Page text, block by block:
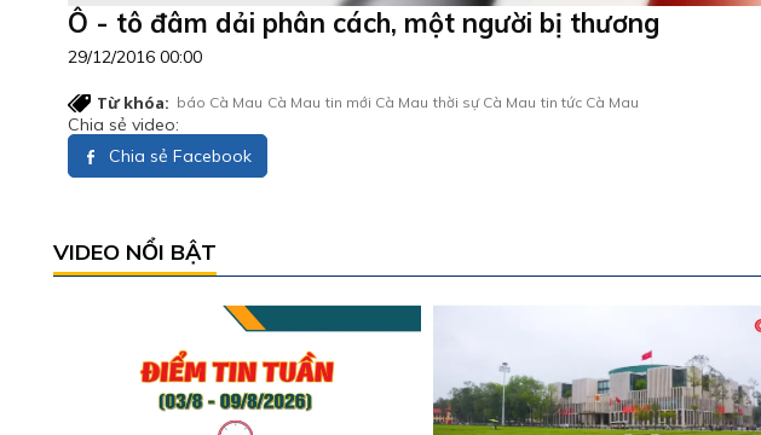
Ô - tô đâm dải phân cách, một người bị thương
29/12/2016 00:00
Từ khóa: báo Cà Mau Cà Mau tin mới Cà Mau thời sự Cà Mau tin tức Cà Mau
Chia sẻ video:
Chia sẻ Facebook
VIDEO NỔI BẬT